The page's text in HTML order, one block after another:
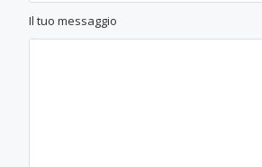
Il tuo messaggio